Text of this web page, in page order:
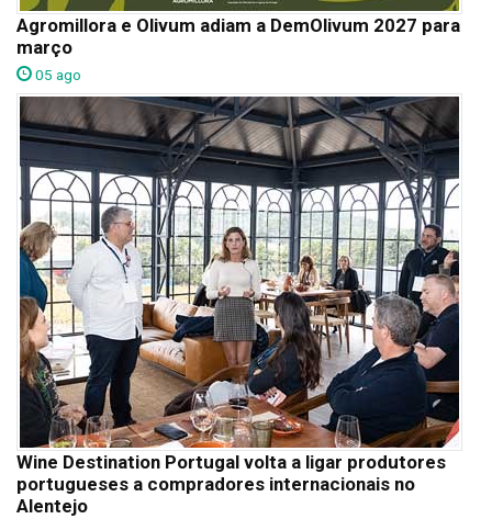
Agromillora e Olivum adiam a DemOlivum 2027 para
março
05 ago
Wine Destination Portugal volta a ligar produtores
portugueses a compradores internacionais no
Alentejo